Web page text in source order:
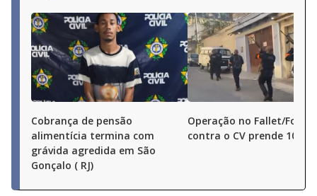
Cobrança de pensão
alimentícia termina com
grávida agredida em São
Gonçalo ( RJ)
Operação no Fallet/
contra o CV prende 10